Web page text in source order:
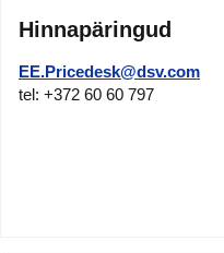
Hinnapäringud
EE.Pricedesk@dsv.com
tel: +372 60 60 797